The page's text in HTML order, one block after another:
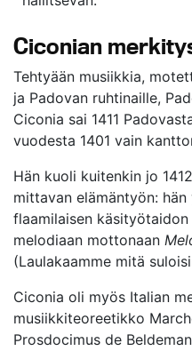
Ciconian
Tehtyään musiikkia,
ja Padovan ruhtinaille,
Ciconia sai 1411
vuodesta 1401 vain
Hän kuoli kuitenkin jo
mittavan elämäntyön:
flaamilaisen
melodiaan mottonaan
(Laulakaamme mitä
Ciconia oli myös Italian
musiikkiteoreetikko
Prosdocimus de